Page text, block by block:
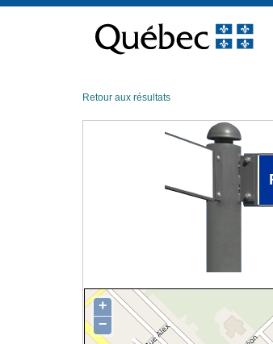
contenu
Retour aux résultats
+
−